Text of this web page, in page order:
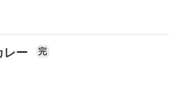
レー 完